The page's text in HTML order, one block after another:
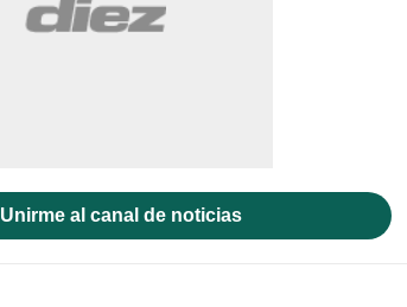
Unirme al canal de noticias